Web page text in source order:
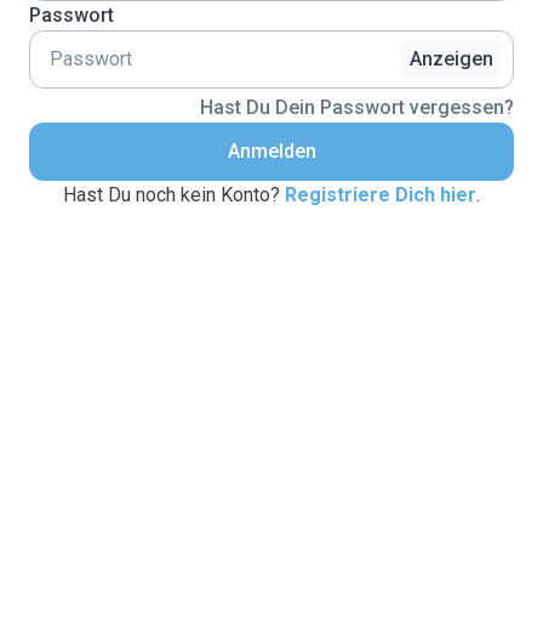
Passwort
Anzeigen
Hast Du Dein Passwort vergessen?
Anmelden
Hast Du noch kein Konto? Registriere Dich hier.